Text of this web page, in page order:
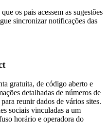
os pais acessem as sugestões
sincronizar notificações das
gratuita, de código aberto e
detalhadas de números de
reunir dados de vários sites.
sociais vinculadas a um
horário e operadora do